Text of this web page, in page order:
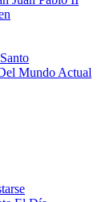
Mundo Actual